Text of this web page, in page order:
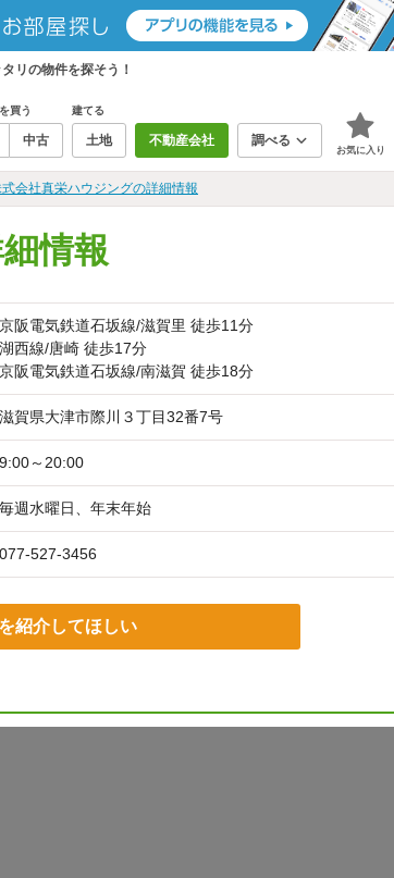
リの物件を探そう！
買う
中古
建てる
土地 不動産会社 調べる
お気に入り
会社真栄ハウジングの詳細情報
情報
京阪電気鉄道石坂線/滋賀里 徒歩11分
湖西線/唐崎 徒歩17分
京阪電気鉄道石坂線/南滋賀 徒歩18分
滋賀県大津市際川３丁目32番7号
9:00～20:00
毎週水曜日、年末年始
077-527-3456
紹介してほしい